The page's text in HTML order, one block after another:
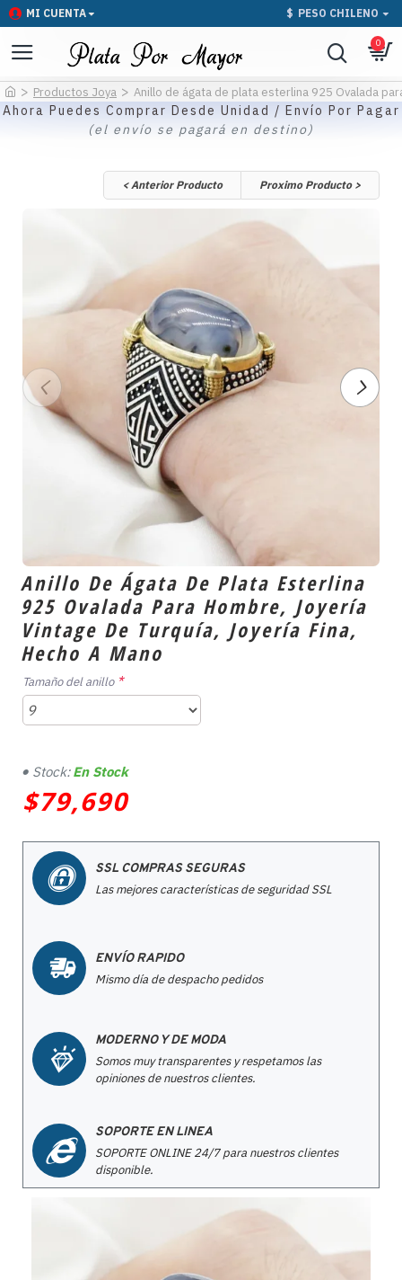
MI CUENTA $ PESO CHILENO
0
Productos Joya Anillo de ágata de plata esterlina 925 Ovalada
Ahora Puedes Comprar Desde Unidad / Envío Por Pagar
(el envío se pagará en destino)
< Anterior Producto Proximo Producto >
Anillo De Ágata De Plata Esterlina
925 Ovalada Para Hombre, Joyería
Vintage De Turquía, Joyería Fina,
Hecho A Mano
$79,690
Stock: En Stock
Tamaño del anillo
SSL COMPRAS SEGURAS
Las mejores características de seguridad SSL
ENVÍO RAPIDO
Mismo día de despacho pedidos
MODERNO Y DE MODA
Somos muy transparentes y respetamos las
opiniones de nuestros clientes.
SOPORTE EN LINEA
SOPORTE ONLINE 24/7 para nuestros clientes
disponible.